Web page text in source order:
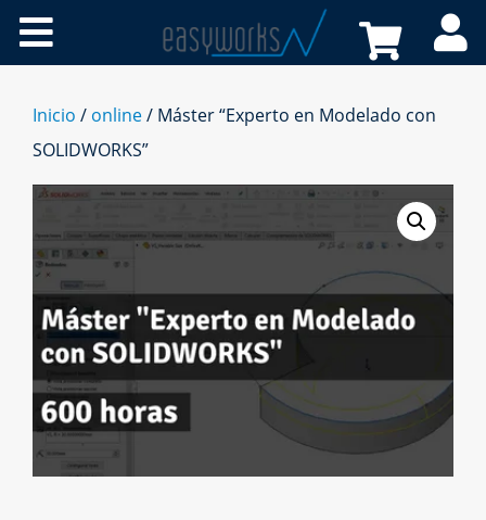
Cursos online
A medida
Recursos
Tienda
FAQs
Contacto
Inicio / online/ Máster “Experto en Modelado con
SOLIDWORKS”